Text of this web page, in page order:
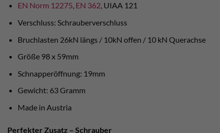
EN Norm 12275, EN 362, UIAA 121
Verschluss: Schrauberverschluss
Bruchlasten 26kN längs / 10kN offen / 10 kN Querachse
Größe 98 x 59mm
Schnapperöffnung: 19mm
Gewicht: 63 Gramm
Made in Austria
Perfekter Zusatz – Schrauber